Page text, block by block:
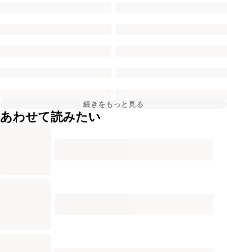
続きをもっと見る
あわせて読みたい